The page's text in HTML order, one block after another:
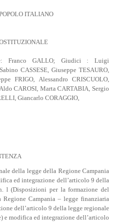
ITALIANO
Franco GALLO; Giudici : Luigi
CASSESE, Giuseppe TESAURO,
FRIGO, Alessandro CRISCUOLO,
CAROSI, Marta CARTABIA, Sergio
Giancarlo CORAGGIO,
della legge della Regione Campania
ed integrazione dell’articolo 9 della
l (Disposizioni per la formazione del
Campania – legge finanziaria
dell’articolo 9 della legge regionale
e modifica ed integrazione dell’articolo